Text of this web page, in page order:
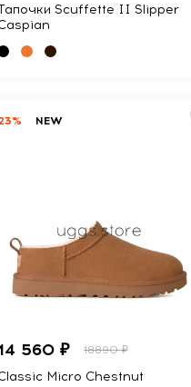
Scuffette II Slipper
NEW
560 ₽ 18890 ₽
Micro Chestnut